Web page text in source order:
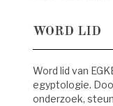
WORD LID
Word lid van
egyptologie.
onderzoek,